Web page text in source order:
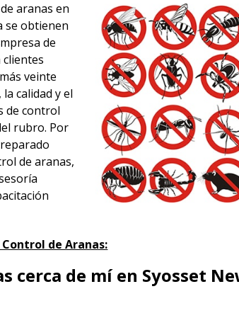
aranas en
se obtienen
de
veinte
calidad y el
de control
rubro. Por
de aranas,
de Aranas:
cerca de mí en Syosset